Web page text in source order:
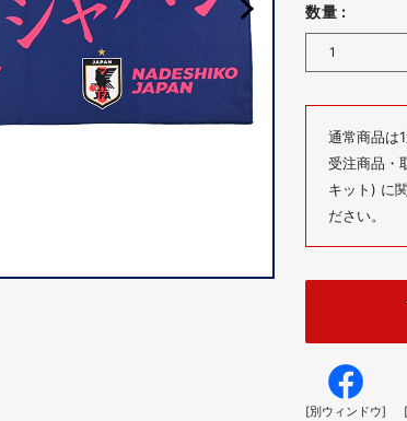
数量 :
通常商品は
受注商品・
キット) に
ださい。
[別ウィンドウ]